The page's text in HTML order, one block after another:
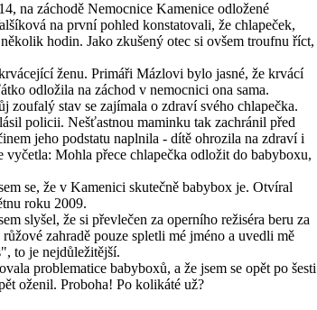
na záchodě Nemocnice Kamenice odložené
na první pohled konstatovali, že chlapeček,
hodin. Jako zkušený otec si ovšem troufnu říct,
ženu. Primáři Mázlovi bylo jasné, že krvácí
odložila na záchod v nemocnici ona sama.
zoufalý stav se zajímala o zdraví svého chlapečka.
policii. Nešťastnou maminku tak zachránil před
jeho podstatu naplnila - dítě ohrozila na zdraví i
Mohla přece chlapečka odložit do babyboxu,
se, že v Kamenici skutečně babybox je. Otvíral
roku 2009.
slyšel, že si převlečen za operního režiséra beru za
zahradě pouze spletli mé jméno a uvedli mě
to je nejdůležitější.
problematice babyboxů, a že jsem se opět po šesti
oženil. Proboha! Po kolikáté už?